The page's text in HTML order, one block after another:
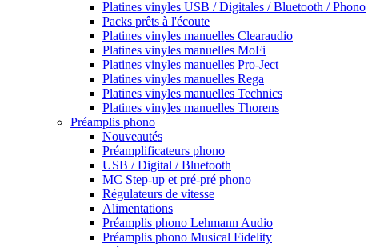
Platines vinyles USB / Digitales / Bluetooth / Phono
Packs prêts à l'écoute
Platines vinyles manuelles Clearaudio
Platines vinyles manuelles MoFi
Platines vinyles manuelles Pro-Ject
Platines vinyles manuelles Rega
Platines vinyles manuelles Technics
Platines vinyles manuelles Thorens
Préamplis phono
Nouveautés
Préamplificateurs phono
USB / Digital / Bluetooth
MC Step-up et pré-pré phono
Régulateurs de vitesse
Alimentations
Préamplis phono Lehmann Audio
Préamplis phono Musical Fidelity